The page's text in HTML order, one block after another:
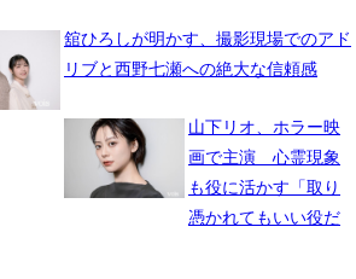
舘ひろしが明かす、撮影現場でのアド
リブと西野七瀬への絶大な信頼感
山下リオ、ホラー映
画で主演 心霊現象
も役に活かす「取り
憑かれてもいい役だ